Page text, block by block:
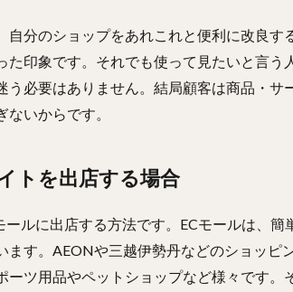
自分のショップをあれこれと便利に改良す
た印象です。それでも使って見たいと言う
う必要はありません。結局顧客は商品・サ
ないからです。
トを出店する場合
ールに出店する方法です。ECモールは、
ます。AEONや三越伊勢丹などのショッピ
ーツ用品やペットショップなど様々です。